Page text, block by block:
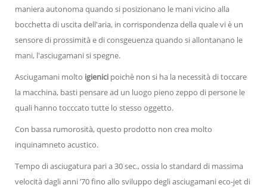
maniera autonoma quando si posizionano le mani vicino alla
bocchetta di uscita dell'aria, in corrispondenza della quale vi è un
sensore di prossimità e di consgeuenza quando si allontanano le
mani, l'asciugamani si spegne.
Asciugamani molto igienici poichè non si ha la necessità di toccare
la macchina, basti pensare ad un luogo pieno zeppo di persone le
quali hanno tocccato tutte lo stesso oggetto.
Con bassa rumorosità, questo prodotto non crea molto
inquinamneto acustico.
Tempo di asciugatura pari a 30 sec., ossia lo standard di massima
velocità dagli anni ’70 fino allo sviluppo degli asciugamani eco-jet di